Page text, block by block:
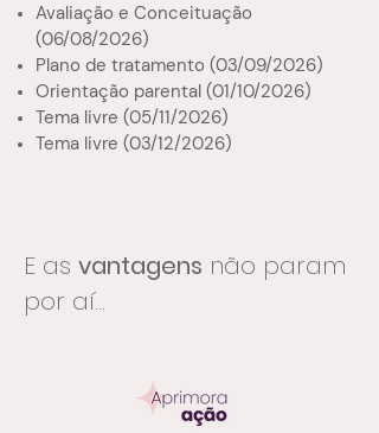
Avaliação e Conceituação
(06/08/2026)
Plano de tratamento (03/09/2026)
Orientação parental (01/10/2026)
Tema livre (05/11/2026)
Tema livre (03/12/2026)
E as vantagens não param
por aí...